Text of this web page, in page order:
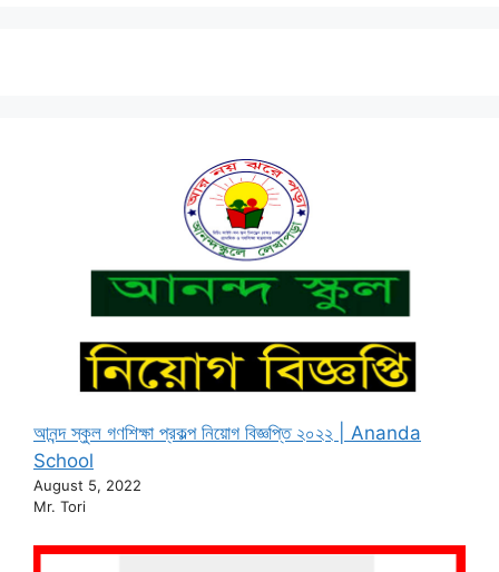
আনন্দ স্কুল গণশিক্ষা প্রকল্প নিয়োগ বিজ্ঞপ্তি ২০২২ | Ananda
School
August 5, 2022
Mr. Tori